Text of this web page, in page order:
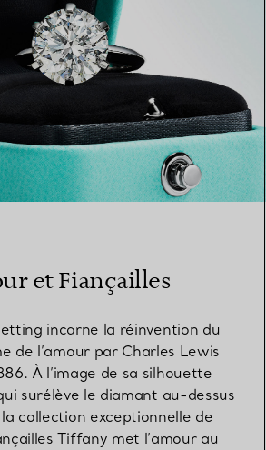
et Fiançailles
incarne la réinvention du
de l’amour par Charles Lewis
À l’image de sa silhouette
surélève le diamant au-dessus
la collection exceptionnelle de
Tiffany met l’amour au